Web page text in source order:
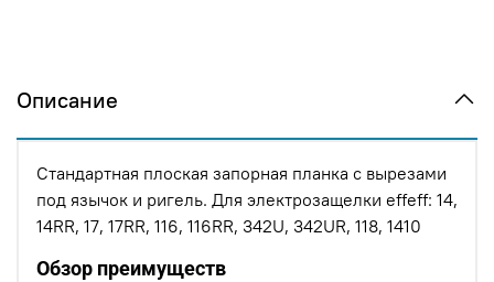
Описание
Стандартная плоская запорная планка с вырезами
под язычок и ригель. Для электрозащелки effeff: 14,
14RR, 17, 17RR, 116, 116RR, 342U, 342UR, 118, 1410
Обзор преимуществ